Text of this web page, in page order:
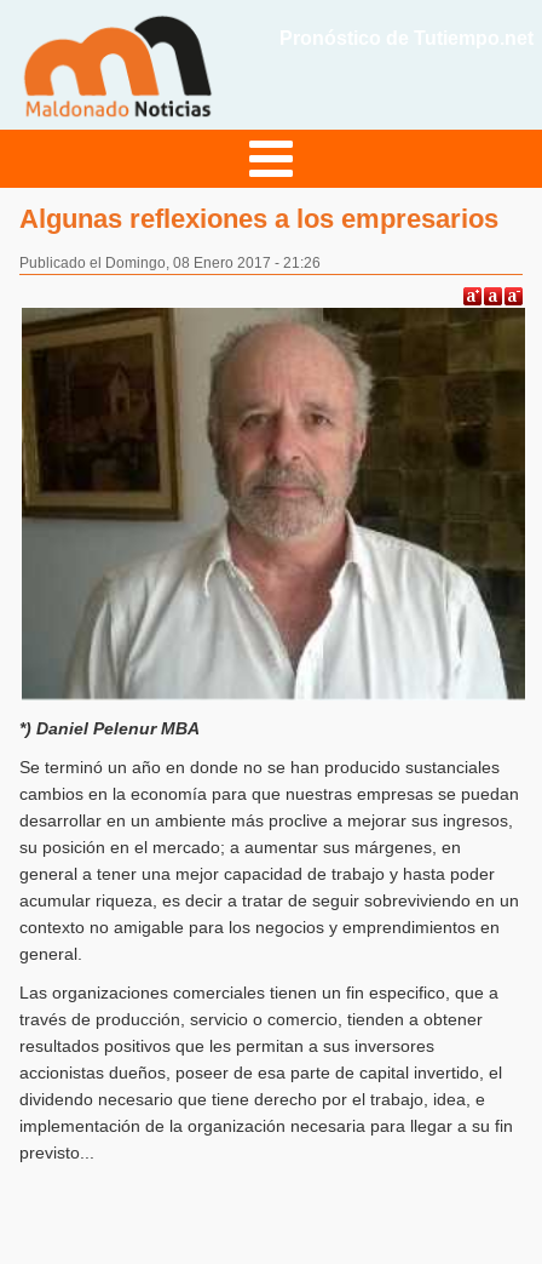
Algunas reflexiones a los empresarios
Publicado el Domingo, 08 Enero 2017 - 21:26
*) Daniel Pelenur MBA
Se terminó un año en donde no se han producido sustanciales
cambios en la economía para que nuestras empresas se puedan
desarrollar en un ambiente más proclive a mejorar sus ingresos,
su posición en el mercado; a aumentar sus márgenes, en
general a tener una mejor capacidad de trabajo y hasta poder
acumular riqueza, es decir a tratar de seguir sobreviviendo en un
contexto no amigable para los negocios y emprendimientos en
general.
Las organizaciones comerciales tienen un fin especifico, que a
través de producción, servicio o comercio, tienden a obtener
resultados positivos que les permitan a sus inversores
accionistas dueños, poseer de esa parte de capital invertido, el
dividendo necesario que tiene derecho por el trabajo, idea, e
implementación de la organización necesaria para llegar a su fin
previsto...